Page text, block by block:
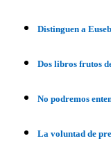
Distinguen a
Dos libros frutos
No podremos
La voluntad de